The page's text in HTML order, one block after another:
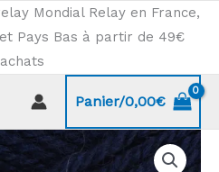
Mondial Relay en France,
Pays Bas à partir de 49€
Panier/0,00€